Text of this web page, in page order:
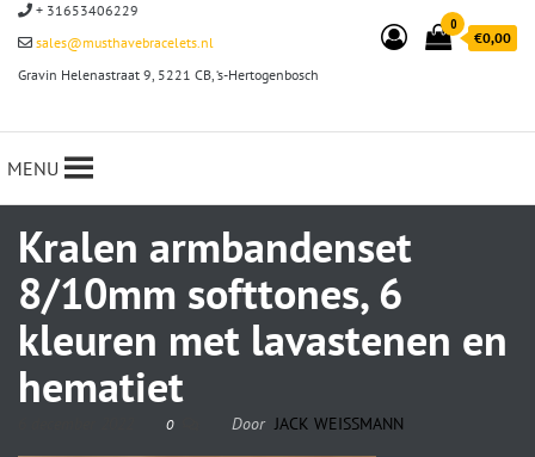
+ 31653406229
sales@musthavebracelets.nl
Gravin Helenastraat 9, 5221 CB, ‘s-Hertogenbosch
0
€0,00
MENU
Kralen armbandenset
8/10mm softtones, 6
kleuren met lavastenen en
hematiet
0 Door JACK WEISSMANN